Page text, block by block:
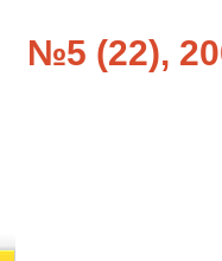
№5 (22),